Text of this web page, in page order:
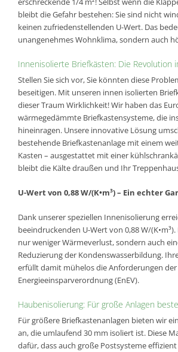
bleibt die Gefahr bestehen: Sie sind nicht
keinen zufriedenstellenden U-Wert. Das
unangenehmes Wohnklima, sondern auch
Innenisolierte Briefkästen: Die Revolution
Stellen Sie sich vor, Sie könnten diese
beseitigen. Mit unseren innen isolierten
dieser Traum Wirklichkeit! Wir haben das
wärmegedämmte Briefkastensysteme, die
hineinragen. Unsere innovative Lösung
bestehende Briefkastenanlage mit einem
Kasten – ausgestattet mit einer
bleibt die Kälte draußen und Ihr
U-Wert von 0,88 W/(K•m³) – Ein echter
Dank unserer speziellen Innenisolierung
beeindruckenden U-Wert von 0,88 W/
nur weniger Wärmeverlust, sondern auch
Reduzierung der Kondenswasserbildung.
erfüllt damit mühelos die Anforderungen der
Energieeinsparverordnung (EnEV).
Haubenisolierung: Für große Anlagen
Für größere Briefkastenanlagen bieten wir
an, die umlaufend 30 mm isoliert ist. Diese
dafür, dass auch große Postsysteme